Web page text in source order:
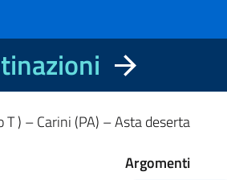
) – Carini (PA) – Asta deserta
Argomenti